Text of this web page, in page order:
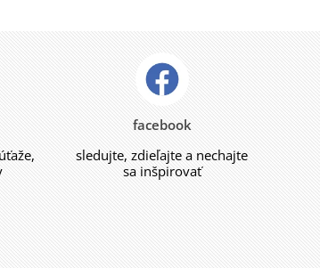
facebook
sledujte, zdieľajte a nechajte
sa inšpirovať